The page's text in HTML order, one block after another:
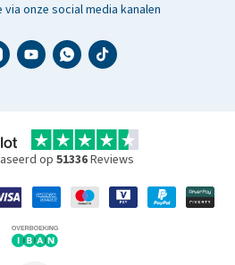
onze social media kanalen
op 51336Reviews